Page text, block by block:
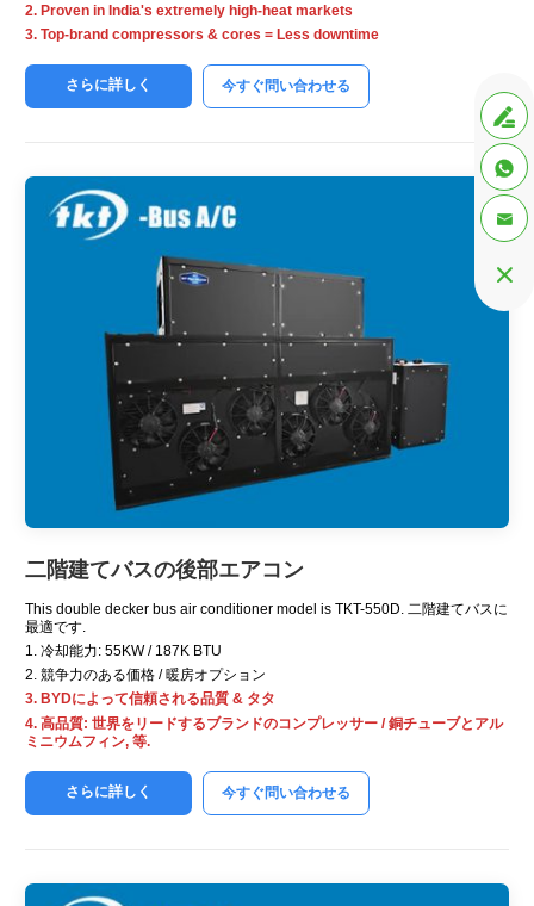
2. Proven in India's extremely high-heat markets
3. Top-brand compressors & cores = Less downtime
さらに詳しく 今すぐ問い合わせる
二階建てバスの後部エアコン
This double decker bus air conditioner model is TKT-550D . 二階建てバスに
最適です.
1. 冷却能力: 55KW / 187K BTU
2. 競争力のある価格 / 暖房オプション
3. BYDによって信頼される品質 & タタ
4. 高品質: 世界をリードするブランドのコンプレッサー / 銅チューブとアル
ミニウムフィン, 等.
さらに詳しく 今すぐ問い合わせる



